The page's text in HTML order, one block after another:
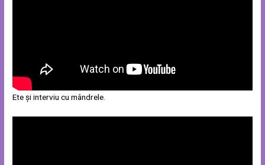
Ete și interviu cu mândrele.